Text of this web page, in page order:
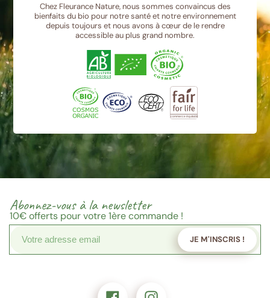
Chez Fleurance Nature, nous sommes convaincus des
bienfaits du bio pour notre santé et notre environnement
depuis toujours et nous avons à cœur de le rendre
accessible au plus grand nombre.
Abonnez-vous à la newsletter
10€offerts pour votre 1ère commande !
JE M'INSCRIS !